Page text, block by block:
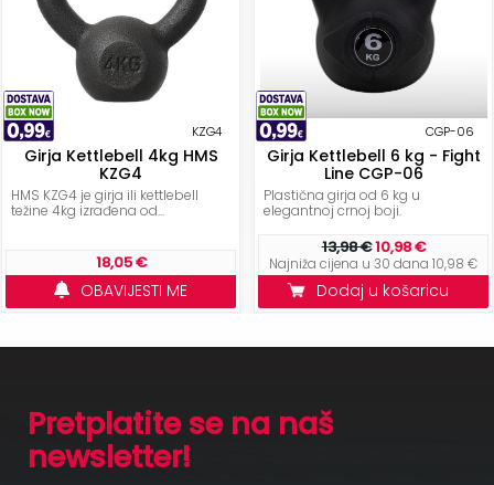
KZG4
Girja Kettlebell 4kg HMS
KZG4
HMS KZG4 je girja ili kettlebell
težine 4kg izrađena od...
18,05 €
OBAVIJESTI ME
CGP-06
Girja Kettlebell 6 kg - Fight
Line CGP-06
Plastična girja od 6 kg u
elegantnoj crnoj boji.
13,98 €10,98 €
Najniža cijena u 30 dana 10,98 €
Dodaj u košaricu
Pretplatite se na naš
newsletter!